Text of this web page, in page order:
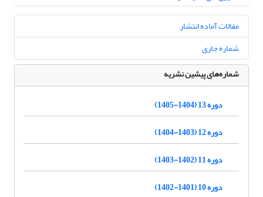
مقالات آماده انتشار
شماره جاری
شماره‌های پیشین نشریه
دوره 13 (1404-1405)
دوره 12 (1403-1404)
دوره 11 (1402-1403)
دوره 10 (1401-1402)